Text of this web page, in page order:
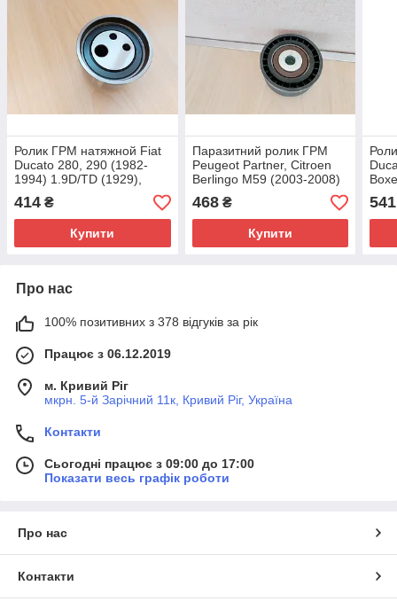
Ролик ГРМ натяжной Fiat
Ducato 280, 290 (1982-
1994) 1.9D/TD (1929),
7596877
414 ₴
Купити
Паразитний ролик ГРМ
Peugeot Partner, Citroen
Berlingo M59 (2003-2008)
1.9D (1868), 2.0HDi,
083031
468₴
Купити
541
Про нас
100% позитивних з 378 відгуків за рік
Працює з 06.12.2019
м. Кривий Ріг
мкрн. 5-й Зарічний 11к, Кривий Ріг, Україна
Контакти
Сьогодні працює з 09:00 до 17:00
Показати весь графік роботи
Про нас
Контакти